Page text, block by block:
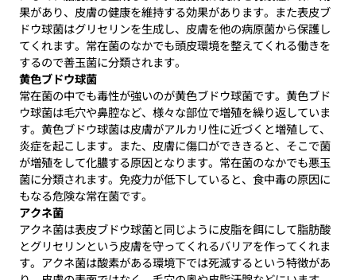
果があり、皮膚の健康を維持する効果があります。また表皮ブ
ドウ球菌はグリセリンを生成し、皮膚を他の病原菌から保護し
てくれます。常在菌のなかでも頭皮環境を整えてくれる働きを
するので善玉菌に分類されます。
黄色ブドウ球菌
常在菌の中でも毒性が強いのが黄色ブドウ球菌です。黄色ブド
ウ球菌は毛穴や鼻腔など、様々な部位で増殖を繰り返していま
す。黄色ブドウ球菌は皮膚がアルカリ性に近づくと増殖して、
炎症を起こします。また、皮膚に傷口ができきると、そこで菌
が増殖をして化膿する原因となります。常在菌のなかでも悪玉
菌に分類されます。免疫力が低下していると、食中毒の原因に
もなる危険な常在菌です。
アクネ菌
アクネ菌は表皮ブドウ球菌と同じように皮脂を餌にして脂肪酸
とグリセリンという皮膚を守ってくれるバリアを作ってくれま
す。アクネ菌は酸素がある環境下では死滅するという特徴があ